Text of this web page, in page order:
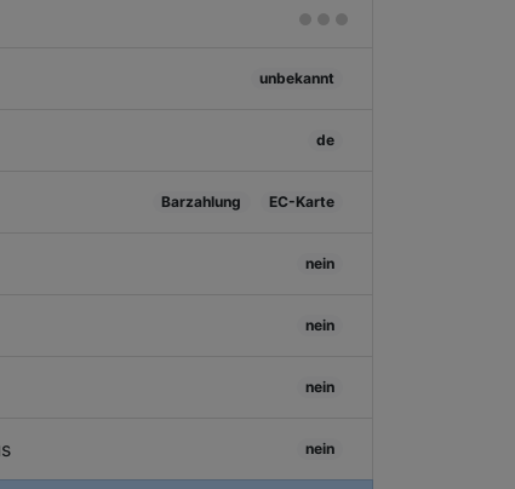
unbekannt
de
Barzahlung EC-Karte
nein
nein
nein
nein